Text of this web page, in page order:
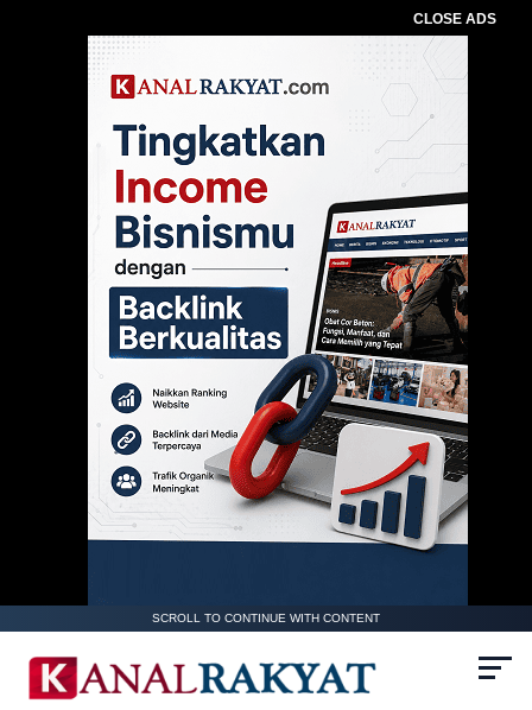
CLOSE ADS
SCROLL TO CONTINUE WITH CONTENT